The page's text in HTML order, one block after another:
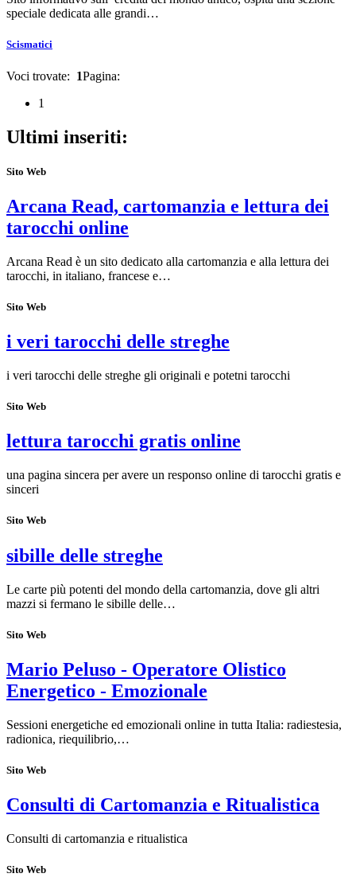
speciale dedicata alle grandi…
Scismatici
Voci trovate: 1Pagina:
1
Ultimi inseriti:
Sito Web
Arcana Read, cartomanzia e lettura dei
tarocchi online
Arcana Read è un sito dedicato alla cartomanzia e alla lettura dei
tarocchi, in italiano, francese e…
Sito Web
i veri tarocchi delle streghe
i veri tarocchi delle streghe gli originali e potetni tarocchi
Sito Web
lettura tarocchi gratis online
una pagina sincera per avere un responso online di tarocchi gratis e
sinceri
Sito Web
sibille delle streghe
Le carte più potenti del mondo della cartomanzia, dove gli altri
mazzi si fermano le sibille delle…
Sito Web
Mario Peluso - Operatore Olistico
Energetico - Emozionale
Sessioni energetiche ed emozionali online in tutta Italia: radiestesia,
radionica, riequilibrio,…
Sito Web
Consulti di Cartomanzia e Ritualistica
Consulti di cartomanzia e ritualistica
Sito Web